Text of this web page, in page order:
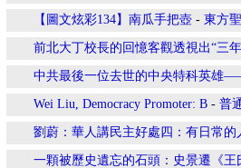
【圖文炫彩134】南瓜手把壺 - 東方
前北大丁校長的回憶客觀透視出“三
中共最後一位去世的中央特科英雄
Wei Liu, Democracy Promoter: B - 普
劉蔚：華人講民主好處四：有日常的
一顆被歷史遺忘的石頭：史景遷《